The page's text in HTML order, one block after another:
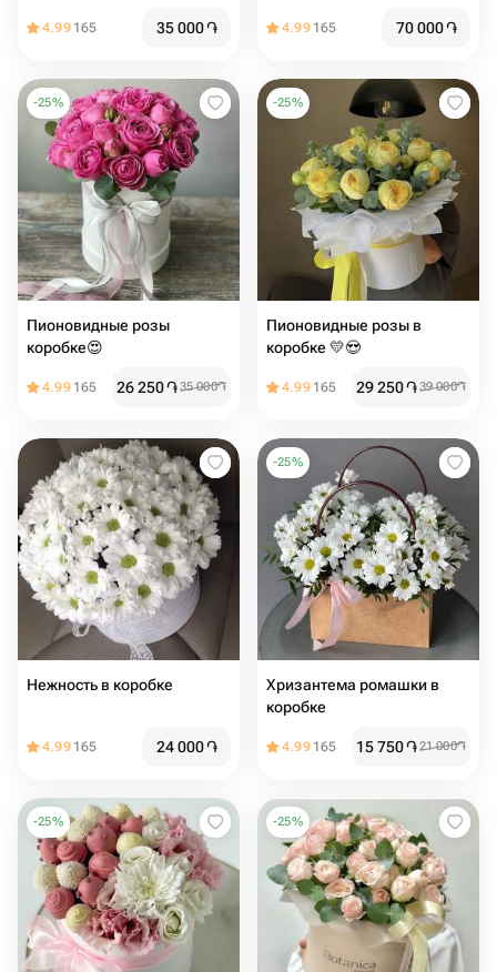
4.99 165 35 000֏ 4.99 165 70 000֏
-25%
Пионовидные розы
коробке😍
4.99 165 26 250֏35 000֏
-25%
Пионовидные розы в
коробке 💛😍
4.99 165 29 250֏39 000֏
Нежность в коробке
4.99 165 24 000֏
-25%
Хризантема ромашки в
коробке
4.99 165 15 750֏21 000֏
-25% -25%